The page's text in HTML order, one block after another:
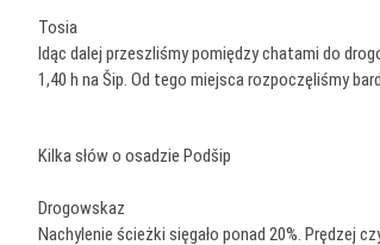
Tosia
Idąc dalej przeszliśmy pomiędzy chatami do
1,40 h na Šip. Od tego miejsca rozpoczęliśmy
Kilka słów o osadzie Podšip
Drogowskaz
Nachylenie ścieżki sięgało ponad 20%. Prędzej